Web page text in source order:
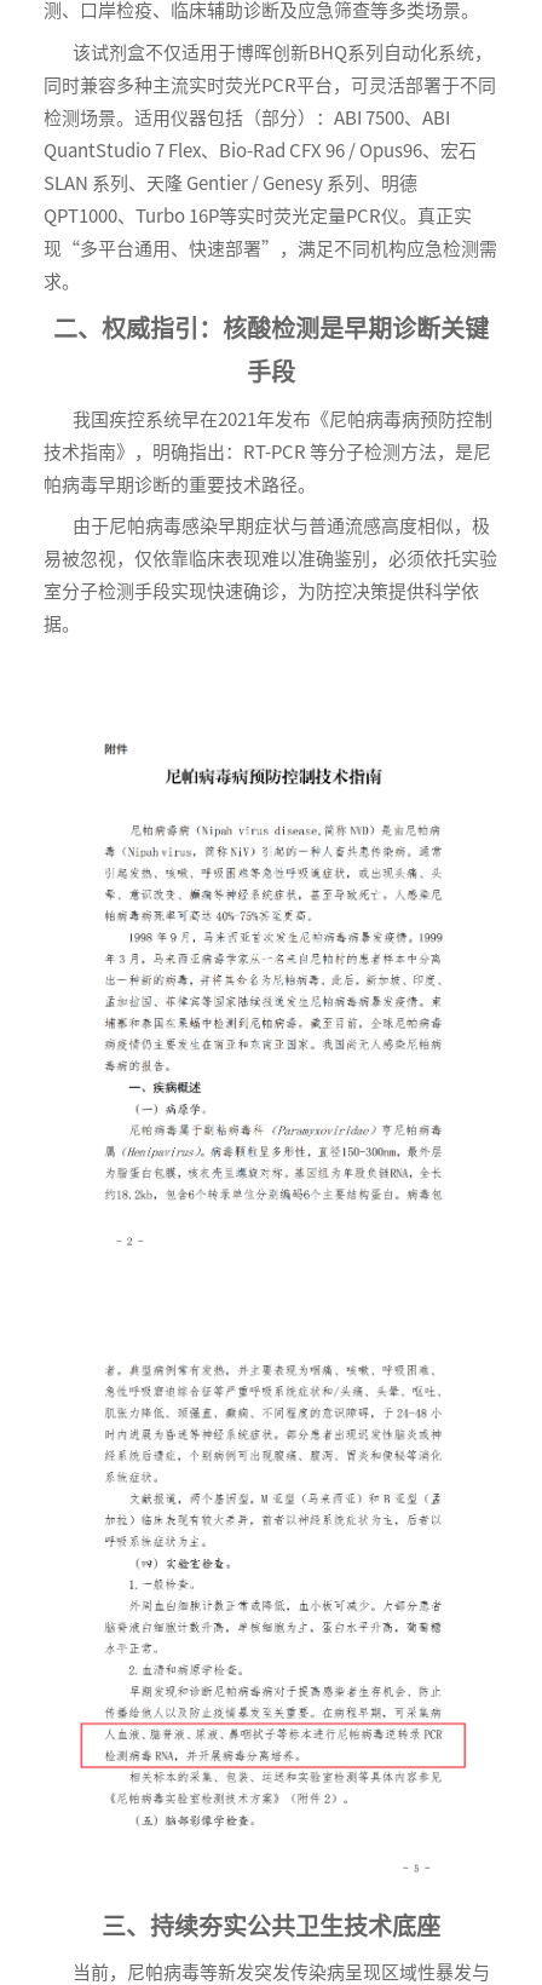
测、口岸检疫、临床辅助诊断及应急筛查等多类场景。
该试剂盒不仅适用于博晖创新BHQ系列自动化系统，
同时兼容多种主流实时荧光PCR平台，可灵活部署于不同
检测场景。适用仪器包括（部分）：ABI 7500、ABI
QuantStudio 7 Flex、Bio-Rad CFX 96 / Opus96、宏石
SLAN 系列、天隆 Gentier / Genesy 系列、明德
QPT1000、Turbo 16P等实时荧光定量PCR仪。真正实
现“多平台通用、快速部署”，满足不同机构应急检测需
求。
二、权威指引：核酸检测是早期诊断关键
手段
我国疾控系统早在2021年发布《尼帕病毒病预防控制
技术指南》，明确指出：RT-PCR 等分子检测方法，是尼
帕病毒早期诊断的重要技术路径。
由于尼帕病毒感染早期症状与普通流感高度相似，极
易被忽视，仅依靠临床表现难以准确鉴别，必须依托实验
室分子检测手段实现快速确诊，为防控决策提供科学依
据。
三、持续夯实公共卫生技术底座
当前，尼帕病毒等新发突发传染病呈现区域性暴发与